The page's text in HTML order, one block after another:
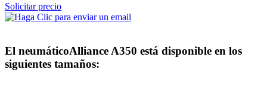
Solicitar precio
El neumáticoAlliance A350 está disponible en los
siguientes tamaños: